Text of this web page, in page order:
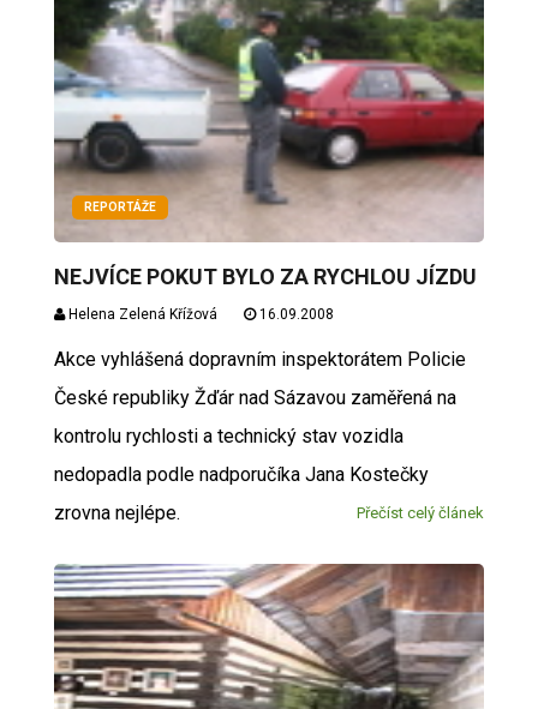
REPORTÁŽE
NEJVÍCE POKUT BYLO ZA RYCHLOU JÍZDU
Helena Zelená Křížová 16.09.2008
Akce vyhlášená dopravním inspektorátem Policie
České republiky Žďár nad Sázavou zaměřená na
kontrolu rychlosti a technický stav vozidla
nedopadla podle nadporučíka Jana Kostečky
zrovna nejlépe.
Přečíst celý článek